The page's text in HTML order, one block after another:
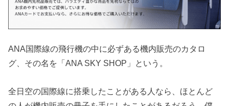
ANA国際線の飛行機の中に必ずある機内販売のカタロ
グ、その名を「ANA SKY SHOP」という。
全日空の国際線に搭乗したことがある人なら、ほとんど